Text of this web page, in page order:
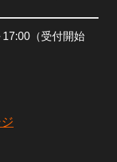
（受付開始